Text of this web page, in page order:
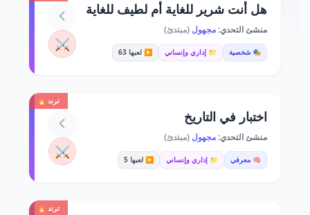
هل أنت شرير للغاية أم لطيف للغاية
منشئ التحدي:مجهول (مبتدئ)
🎭 شخصية 📁 إداري وإنساني ▶️ لعبها 63 ⚔️
ترند 🔥
اختبار في التاريخ
منشئ التحدي:مجهول (مبتدئ)
🧠 معرفي 📁 إداري وإنساني ▶️ لعبها 5 ⚔️
ترند 🔥